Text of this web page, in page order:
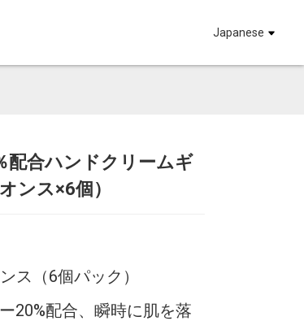
Japanese
配合ハンドクリームギ
ンス×6個）
ス（6個パック）
20%配合、瞬時に肌を落